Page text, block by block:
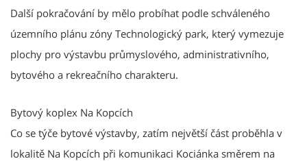
Další pokračování by mělo probíhat podle schváleného
územního plánu zóny Technologický park, který vymezuje
plochy pro výstavbu průmyslového, administrativního,
bytového a rekreačního charakteru.
Bytový koplex Na Kopcích
Co se týče bytové výstavby, zatím největší část proběhla v
lokalitě Na Kopcích při komunikaci Kociánka směrem na